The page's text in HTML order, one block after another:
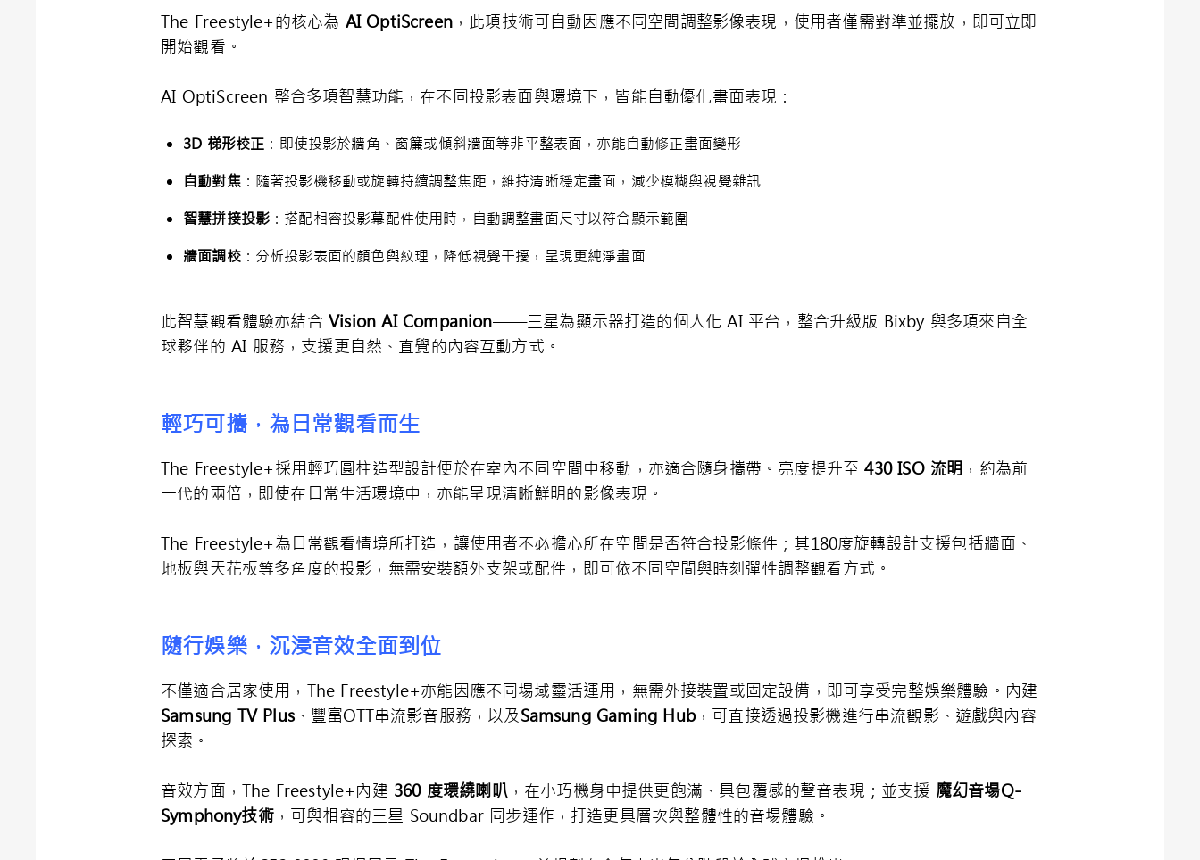
The Freestyle+的核心為 AI OptiScreen ，此項技術可自動因應不同空間調整影像表現，使用者僅需對準並擺放，即可立即
開始觀看。
AI OptiScreen 整合多項智慧功能，在不同投影表面與環境下，皆能自動優化畫面表現：
3D 梯形校正 ：即使投影於牆角、窗簾或傾斜牆面等非平整表面，亦能自動修正畫面變形
自動對焦：隨著投影機移動或旋轉持續調整焦距，維持清晰穩定畫面，減少模糊與視覺雜訊
智慧拼接投影 ：搭配相容投影幕配件使用時，自動調整畫面尺寸以符合顯示範圍
牆面調校：分析投影表面的顏色與紋理，降低視覺干擾，呈現更純淨畫面
此智慧觀看體驗亦結合Vision AI Companion——三星為顯示器打造的個人化 AI 平台，整合升級版 Bixby 與多項來自全
球夥伴的 AI 服務，支援更自然、直覺的內容互動方式。
輕巧可攜，為日常觀看而生
The Freestyle+採用輕巧圓柱造型設計便於在室內不同空間中移動，亦適合隨身攜帶。亮度提升至430 ISO 流明 ，約為前
一代的兩倍，即使在日常生活環境中，亦能呈現清晰鮮明的影像表現。
The Freestyle+為日常觀看情境所打造，讓使用者不必擔心所在空間是否符合投影條件；其180度旋轉設計支援包括牆面、
地板與天花板等多角度的投影，無需安裝額外支架或配件，即可依不同空間與時刻彈性調整觀看方式。
隨行娛樂，沉浸音效全面到位
不僅適合居家使用，The Freestyle+亦能因應不同場域靈活運用，無需外接裝置或固定設備，即可享受完整娛樂體驗。內建
Samsung TV Plus、豐富OTT串流影音服務，以及Samsung Gaming Hub，可直接透過投影機進行串流觀影、遊戲與內容
探索。
音效方面，The Freestyle+內建 360 度環繞喇叭，在小巧機身中提供更飽滿、具包覆感的聲音表現；並支援 魔幻音場Q-
Symphony技術，可與相容的三星 Soundbar 同步運作，打造更具層次與整體性的音場體驗。